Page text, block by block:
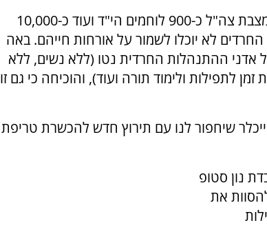
אך לאחר שהתברר שבשנה האחרונה נמחקו ממצבת צה"ל כ-900 לוחמים הי"ד ועוד כ-10,000
לא יוכלו לשמור על אורחות חייהם. באה
ההתנהלות החרדית נטו (ללא נשים, ללא
לתפילות ולימוד תורה ועוד), והוכיחה כי גם זו
שיחפור לנו עם תירוץ חדש להכשרת טריפת
נון סטופ
את